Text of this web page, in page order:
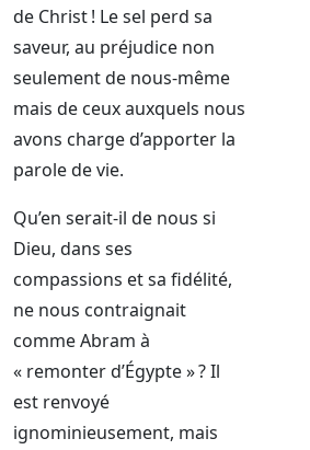
de Christ ! Le sel perd sa
saveur, au préjudice non
seulement de nous-même
mais de ceux auxquels nous
avons charge d’apporter la
parole de vie.
Qu’en serait-il de nous si
Dieu, dans ses
compassions et sa fidélité,
ne nous contraignait
comme Abram à
« remonter d’Égypte » ? Il
est renvoyé
ignominieusement, mais